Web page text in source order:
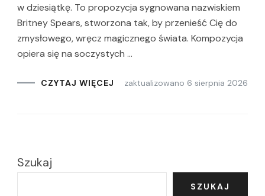
w dziesiątkę. To propozycja sygnowana nazwiskiem
Britney Spears, stworzona tak, by przenieść Cię do
zmysłowego, wręcz magicznego świata. Kompozycja
opiera się na soczystych …
CZYTAJ WIĘCEJ zaktualizowano 6 sierpnia 2026
Szukaj
SZUKAJ